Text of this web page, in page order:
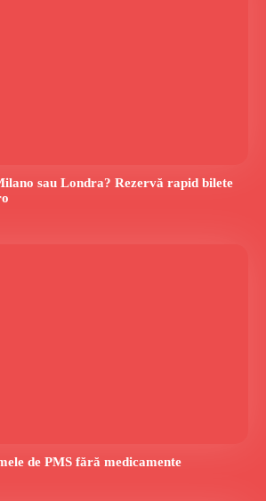
sau Londra? Rezervă rapid bilete
de PMS fără medicamente